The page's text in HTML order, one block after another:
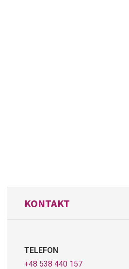
KONTAKT
TELEFON
+48 538 440 157